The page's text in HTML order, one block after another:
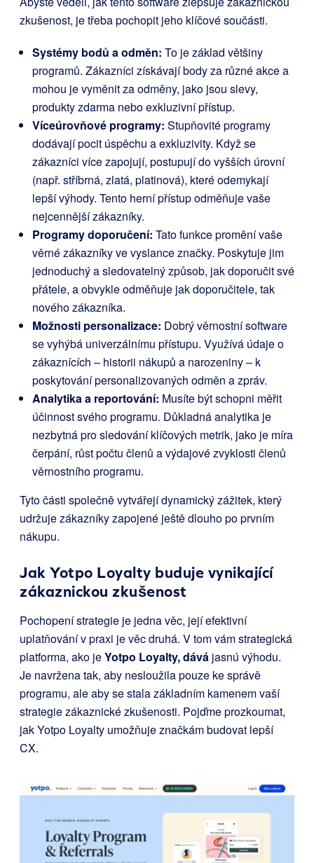
zkušenost, je třeba pochopit jeho klíčové součásti.
Systémy bodů a odměn: To je základ většiny
programů. Zákazníci získávají body za různé akce a
mohou je vyměnit za odměny, jako jsou slevy,
produkty zdarma nebo exkluzivní přístup.
Víceúrovňové programy: Stupňovité programy
dodávají pocit úspěchu a exkluzivity. Když se
zákazníci více zapojují, postupují do vyšších úrovní
(např. stříbrná, zlatá, platinová), které odemykají
lepší výhody. Tento herní přístup odměňuje vaše
nejcennější zákazníky.
Programy doporučení: Tato funkce promění vaše
věrné zákazníky ve vyslance značky. Poskytuje jim
jednoduchý a sledovatelný způsob, jak doporučit své
přátele, a obvykle odměňuje jak doporučitele, tak
nového zákazníka.
Možnosti personalizace: Dobrý věrnostní software
se vyhýbá univerzálnímu přístupu. Využívá údaje o
zákaznících – historii nákupů a narozeniny – k
poskytování personalizovaných odměn a zpráv.
Analytika a reportování: Musíte být schopni měřit
účinnost svého programu. Důkladná analytika je
nezbytná pro sledování klíčových metrik, jako je míra
čerpání, růst počtu členů a výdajové zvyklosti členů
věrnostního programu.
Tyto části společně vytvářejí dynamický zážitek, který
udržuje zákazníky zapojené ještě dlouho po prvním
nákupu.
Jak Yotpo Loyalty buduje vynikající
zákaznickou zkušenost
Pochopení strategie je jedna věc, její efektivní
uplatňování v praxi je věc druhá. V tom vám strategická
platforma, ako jeYotpo Loyalty, dává jasnú výhodu.
Je navržena tak, aby nesloužila pouze ke správě
programu, ale aby se stala základním kamenem vaší
strategie zákaznické zkušenosti. Pojďme prozkoumat,
jak Yotpo Loyalty umožňuje značkám budovat lepší
CX.